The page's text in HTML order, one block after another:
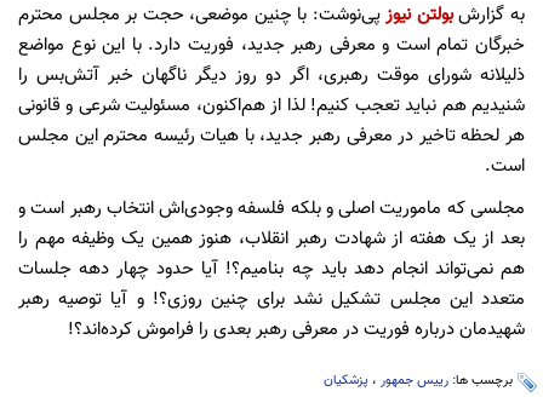
به گزارشبولتن نیوزپی‌نوشت: با چنین موضعی، حجت بر مجلس محترم
خبرگان تمام است و معرفی رهبر جدید، فوریت دارد. با این نوع مواضع
ذلیلانه شورای موقت رهبری، اگر دو روز دیگر ناگهان خبر آتش‌بس را
شنیدیم هم نباید تعجب کنیم! لذا از هم‌اکنون، مسئولیت شرعی و قانونی
هر لحظه تاخیر در معرفی رهبر جدید، با هیات رئیسه محترم این مجلس
است.
مجلسی که ماموریت اصلی و بلکه فلسفه وجودی‌اش انتخاب رهبر است و
بعد از یک هفته از شهادت رهبر انقلاب، هنوز همین یک وظیفه مهم را
هم نمی‌تواند انجام دهد باید چه بنامیم؟! آیا حدود چهار دهه جلسات
متعدد این مجلس تشکیل نشد برای چنین روزی؟! و آیا توصیه رهبر
شهیدمان درباره فوریت در معرفی رهبر بعدی را فراموش کرده‌اند؟!
برچسب ها: رییس جمهور ، پزشکیان